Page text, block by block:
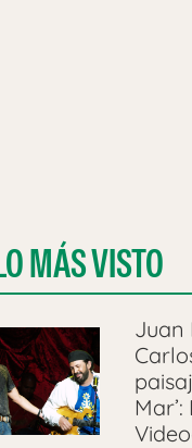
MÁS VISTO
Juan